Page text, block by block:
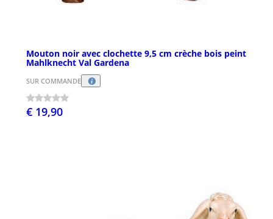
Mouton noir avec clochette 9,5 cm crèche bois peint
Mahlknecht Val Gardena
SUR COMMANDE
€ 19,90